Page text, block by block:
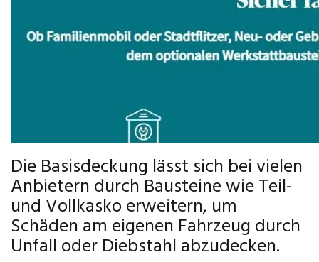
Die Basisdeckung lässt sich bei vielen
Anbietern durch Bausteine wie Teil-
und Vollkasko erweitern, um
Schäden am eigenen Fahrzeug durch
Unfall oder Diebstahl abzudecken.